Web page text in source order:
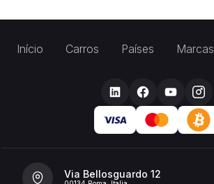
Início Carros Países Marcas
Via Bellosguardo 12